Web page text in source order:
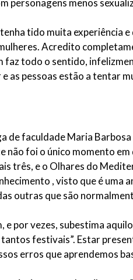
personagens menos
tido muita experiência
Acredito
todo o sentido,
as pessoas estão a tentar
de faculdade Maria
foi o único momento
três, e o Olhares do
, visto que é
outras que são
por vezes, subestima
festivais”. Estar
erros que aprendemos